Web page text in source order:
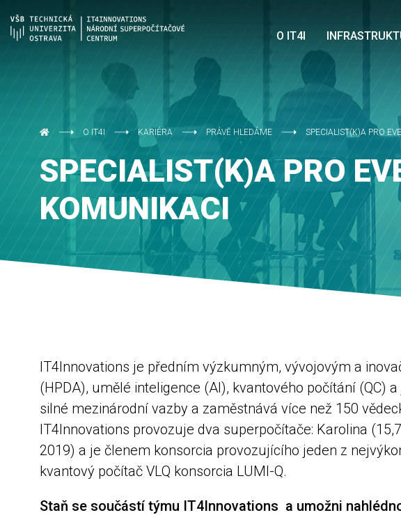
O IT4I
O IT4I KARIÉRA PRÁVĚ HLEDÁME SPECIALIST(K)A PRO
SPECIALIST(K)A PRO
KOMUNIKACI
IT4Innovations je předním výzkumným, vývojovým a
(HPDA), umělé inteligence (AI), kvantového počítání (QC)
silné mezinárodní vazby a zaměstnává více než 150
IT4Innovations provozuje dva superpočítače: Karolina
2019) a je členem konsorcia provozujícího jeden z
kvantový počítač VLQ konsorcia LUMI-Q.
Staň se součástí týmu IT4Innovations a umožni